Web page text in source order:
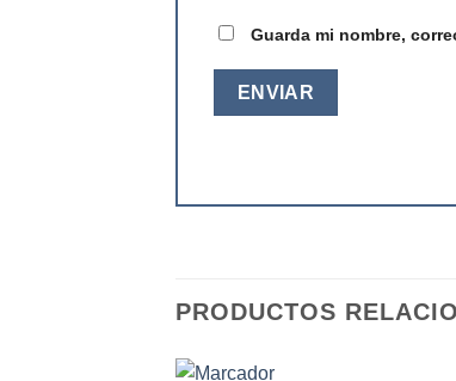
Guarda mi nombre,
PRODUCTOS